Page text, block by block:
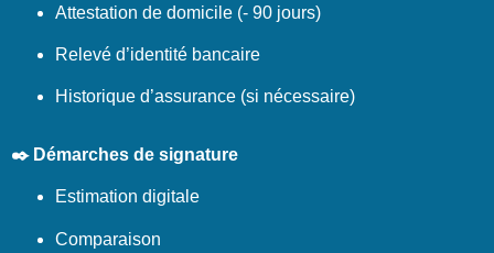
Attestation de domicile (- 90 jours)
Relevé d’identité bancaire
Historique d’assurance (si nécessaire)
✒️ Démarches de signature
Estimation digitale
Comparaison